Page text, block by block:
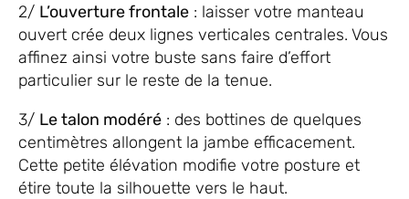
2/ L’ouverture frontale : laisser votre manteau
ouvert crée deux lignes verticales centrales. Vous
affinez ainsi votre buste sans faire d’effort
particulier sur le reste de la tenue.
3/ Le talon modéré : des bottines de quelques
centimètres allongent la jambe efficacement.
Cette petite élévation modifie votre posture et
étire toute la silhouette vers le haut.